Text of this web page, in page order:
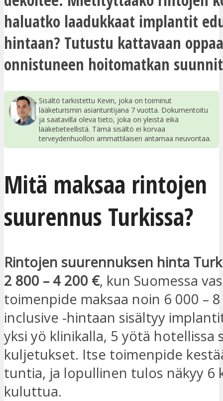
haluatko laadukkaat implantit
hintaan? Tutustu kattavaan
onnistuneen hoitomatkan
Sisältö tarkistettu Kevin, joka on toiminut
lääketurismin asiantuntijana 7 vuotta. Dokumentoitu
ja saatavilla oleva tieto, joka on yleistä eikä
lääketieteellistä. Tämä sisältö ei korvaa
terveydenhuollon ammattilaisen antamaa neuvontaa.
Mitä maksaa rintojen
suurennus Turkissa?
Rintojen suurennuksen hinta
2 800 – 4 200 €, kun Suomessa
toimenpide maksaa noin 6 000 –
inclusive -hintaan sisältyy
yksi yö klinikalla, 5 yötä hotellissa
kuljetukset. Itse toimenpide
tuntia, ja lopullinen tulos näkyy 6
kuluttua.